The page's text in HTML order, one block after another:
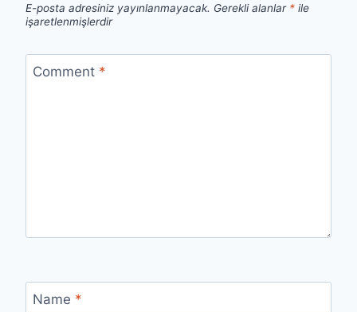
E-posta adresiniz yayınlanmayacak. Gerekli alanlar * ile
işaretlenmişlerdir
Comment *
Name *